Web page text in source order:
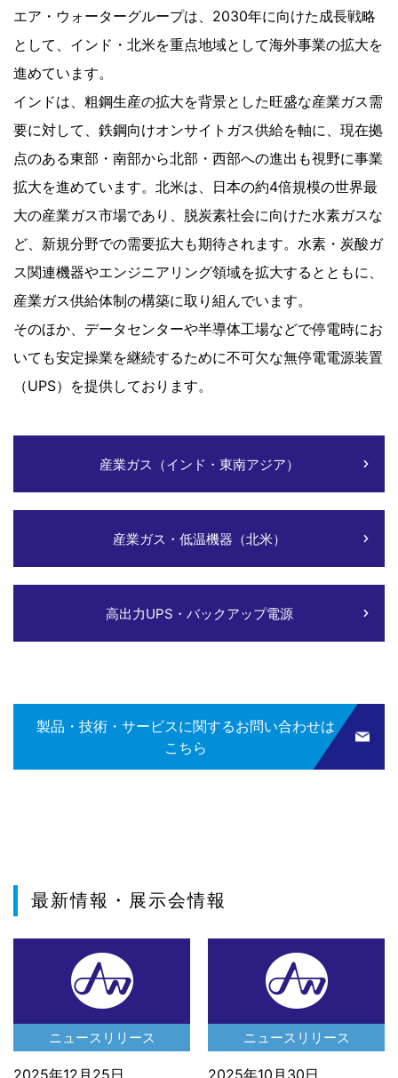
エア・ウォーターグループは、2030年に向けた成長戦略
として、インド・北米を重点地域として海外事業の拡大を
進めています。
インドは、粗鋼生産の拡大を背景とした旺盛な産業ガス需
要に対して、鉄鋼向けオンサイトガス供給を軸に、現在拠
点のある東部・南部から北部・西部への進出も視野に事業
拡大を進めています。北米は、日本の約4倍規模の世界最
大の産業ガス市場であり、脱炭素社会に向けた水素ガスな
ど、新規分野での需要拡大も期待されます。水素・炭酸ガ
ス関連機器やエンジニアリング領域を拡大するとともに、
産業ガス供給体制の構築に取り組んでいます。
そのほか、データセンターや半導体工場などで停電時にお
いても安定操業を継続するために不可欠な無停電電源装置
（UPS）を提供しております。
産業ガス（インド・東南アジア）
産業ガス・低温機器（北米）
高出力UPS・バックアップ電源
製品・技術・サービスに関するお問い合わせは
こちら
最新情報・展示会情報
ニュースリリース ニュースリリース